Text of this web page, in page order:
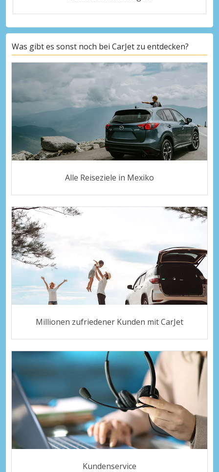
Was gibt es sonst noch bei CarJet zu entdecken?
Alle Reiseziele in Mexiko
Millionen zufriedener Kunden mit CarJet
Kundenservice